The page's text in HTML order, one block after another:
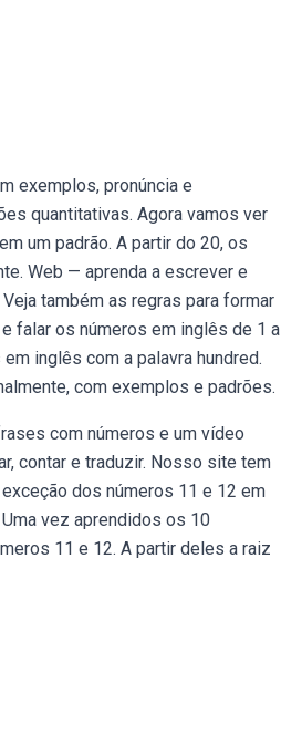
exemplos, pronúncia e
quantitativas. Agora vamos ver
um padrão. A partir do 20, os
Web — aprenda a escrever e
também as regras para formar
falar os números em inglês de 1 a
inglês com a palavra hundred.
com exemplos e padrões.
com números e um vídeo
contar e traduzir. Nosso site tem
dos números 11 e 12 em
vez aprendidos os 10
11 e 12. A partir deles a raiz